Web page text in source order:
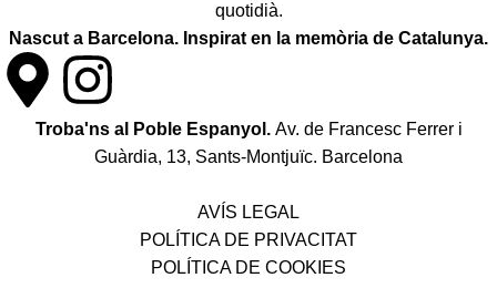
quotidià.
Nascut a Barcelona. Inspirat en la memòria de Catalunya.
Troba'ns al Poble Espanyol. Av. de Francesc Ferrer i
Guàrdia, 13, Sants-Montjuïc. Barcelona
AVÍS LEGAL
POLÍTICA DE PRIVACITAT
POLÍTICA DE COOKIES